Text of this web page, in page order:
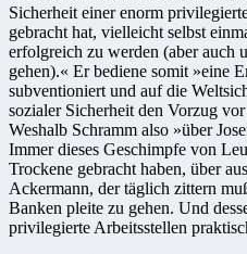
Sicherheit einer enorm
gebracht hat, vielleicht selbst
erfolgreich zu werden (aber auch
gehen).« Er bediene somit »eine
subventioniert und auf die
sozialer Sicherheit den Vorzug
Weshalb Schramm also »über
Immer dieses Geschimpfe von
Trockene gebracht haben, über
Ackermann, der täglich zittern
Banken pleite zu gehen. Und
privilegierte Arbeitsstellen